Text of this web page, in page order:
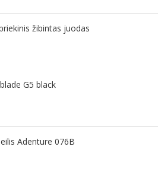
žibintas juodas
G5 black
Adenture 076B